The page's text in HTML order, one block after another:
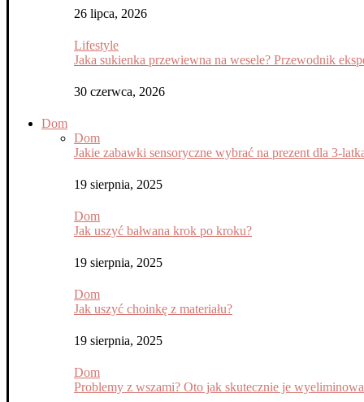
26 lipca, 2026
Lifestyle
Jaka sukienka przewiewna na wesele? Przewodnik
30 czerwca, 2026
Dom
Dom
Jakie zabawki sensoryczne wybrać na prezent dla 3-
19 sierpnia, 2025
Dom
Jak uszyć bałwana krok po kroku?
19 sierpnia, 2025
Dom
Jak uszyć choinkę z materiału?
19 sierpnia, 2025
Dom
Problemy z wszami? Oto jak skutecznie je